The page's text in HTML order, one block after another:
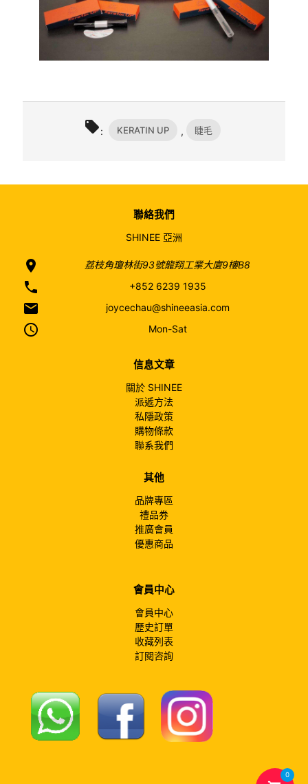
0
local_offer: KERATIN UP , 睫毛
聯絡我們
SHINEE 亞洲
location_on 荔枝角瓊林街93號龍翔工業大廈9樓B8
phone +852 6239 1935
email joycechau@shineeasia.com
access_time Mon-Sat
信息文章
關於 SHINEE
派遞方法
私隱政策
購物條款
聯系我們
其他
品牌專區
禮品券
推廣會員
優惠商品
會員中心
會員中心
歷史訂單
收藏列表
訂閱咨詢